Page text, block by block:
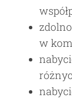
w